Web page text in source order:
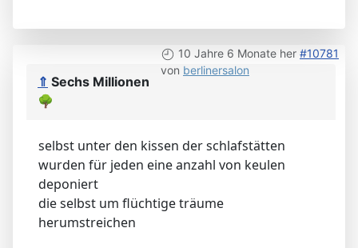
10 Jahre 6 Monate her #10781
von berlinersalon
⇑ Sechs Millionen
🌳
selbst unter den kissen der schlafstätten
wurden für jeden eine anzahl von keulen
deponiert
die selbst um flüchtige träume
herumstreichen